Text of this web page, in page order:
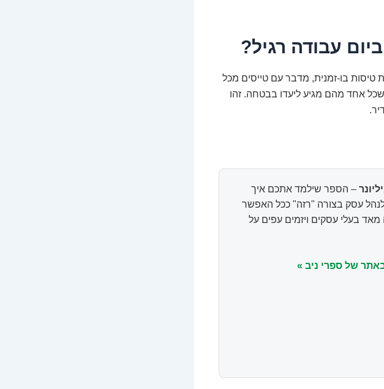
עבודה רגיל?
בו-זמנית, מדבר עם טייסים מכל
אחד מהם מגיע ליעדו בבטחה. זהו
– הספר שילמד אתכם איך
עסק בצורה "רזה" ככל האפשר
בעלי עסקים ויזמים עפים על
של ספרי ניב »